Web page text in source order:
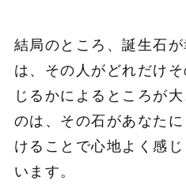
結局のところ、誕生石
は、その人がどれだけ
じるかによるところが
のは、その石があなた
けることで心地よく感
います。